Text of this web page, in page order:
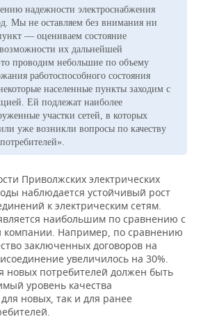
надежности электроснабжения
Мы не оставляем без внимания ни
— оцениваем состояние
возможности их дальнейшей
проводим небольшие по объему
работоспособного состояния
населенные пункты заходим с
Ей подлежат наиболее
участки сетей, в которых
уже возникли вопросы по качеству
Приволжских электрических
наблюдается устойчивый рост
к электрическим сетям.
наибольшим по сравнению с
компании. Например, по сравнению
заключенных договоров на
увеличилось на 30%.
новых потребителей должен быть
уровень качества
новых, так и для ранее